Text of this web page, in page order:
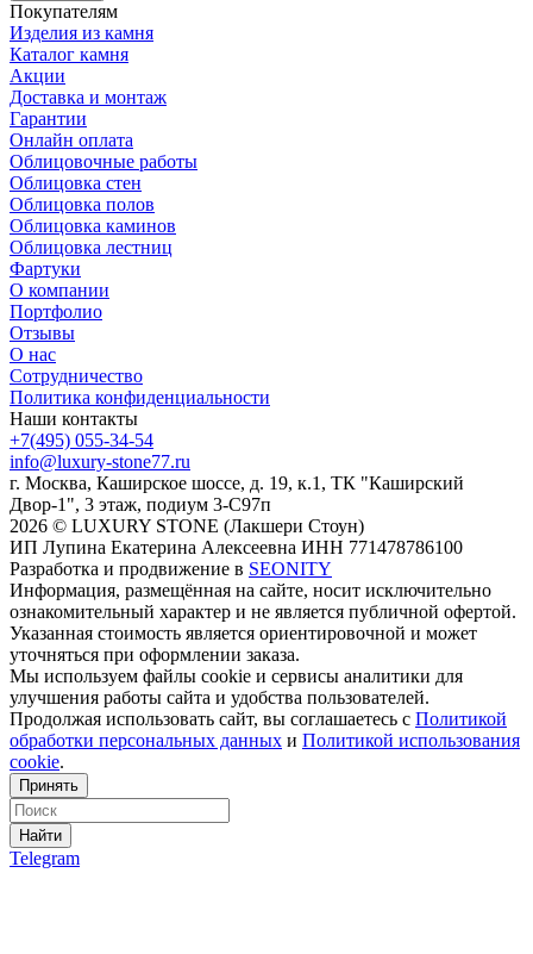
Покупателям
Изделия из камня
Каталог камня
Акции
Доставка и монтаж
Гарантии
Онлайн оплата
Облицовочные работы
Облицовка стен
Облицовка полов
Облицовка каминов
Облицовка лестниц
Фартуки
О компании
Портфолио
Отзывы
О нас
Сотрудничество
Политика конфиденциальности
Наши контакты
+7(495) 055-34-54
info@luxury-stone77.ru
г. Москва, Каширское шоссе, д. 19, к.1, ТК "Каширский
Двор-1", 3 этаж, подиум 3-С97п
2026 © LUXURY STONE (Лакшери Стоун)
ИП Лупина Екатерина Алексеевна ИНН 771478786100
Разработка и продвижение в SEONITY
Информация, размещённая на сайте, носит исключительно
ознакомительный характер и не является публичной офертой.
Указанная стоимость является ориентировочной и может
уточняться при оформлении заказа.
Мы используем файлы cookie и сервисы аналитики для
улучшения работы сайта и удобства пользователей.
Продолжая использовать сайт, вы соглашаетесь с Политикой
обработки персональных данных и Политикой использования
cookie.
Принять
Найти
Telegram